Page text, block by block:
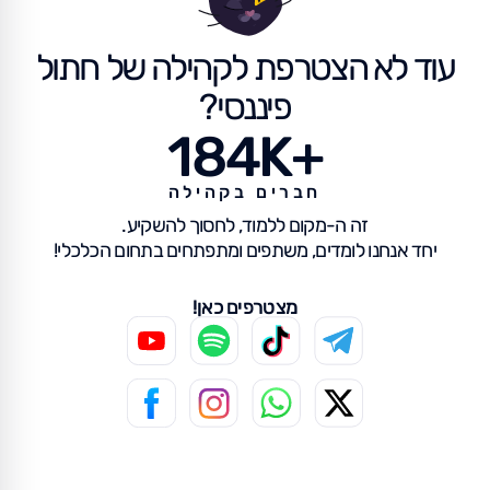
עוד לא הצטרפת לקהילה של חתול
פיננסי?
184K+
חברים בקהילה
זה ה-מקום ללמוד, לחסוך להשקיע.
יחד אנחנו לומדים, משתפים ומתפתחים בתחום הכלכלי!
מצטרפים כאן!